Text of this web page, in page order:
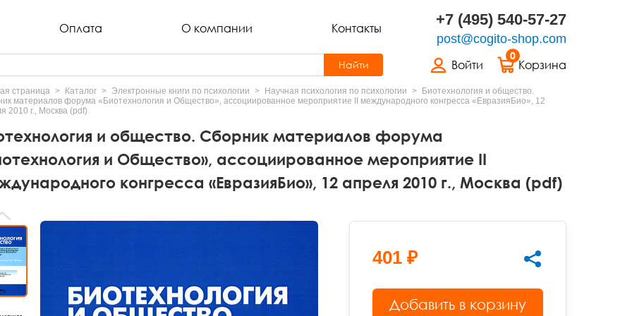
Оплата О компании Контакты +7 (495) 540-57-27
post@cogito-shop.com
Войти
0
Корзина
Найти
страница Каталог Электронные книги по психологии Научная психология по психологии
Биотехнология и общество.
материалов форума «Биотехнология и Общество», ассоциированное мероприятие II международного конгресса «ЕвразияБио», 12
2010 г., Москва (pdf)
и общество. Сборник материалов форума
и Общество», ассоциированное мероприятие II
конгресса «ЕвразияБио», 12 апреля 2010 г., Москва (pdf)
401 ₽
Добавить в корзину